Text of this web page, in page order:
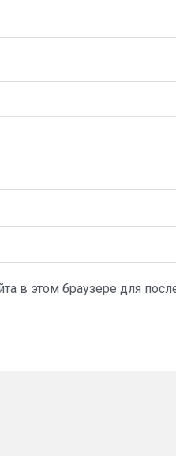
в этом браузере для